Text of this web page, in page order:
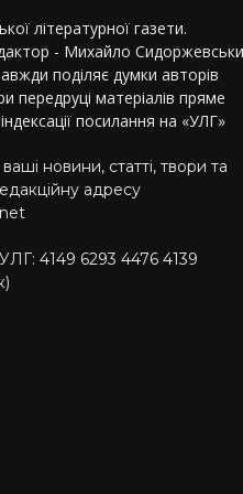
літературної газети.
- Михайло
поділяє думки авторів
передруці матеріалів пряме
посилання на «УЛГ»
новини, статті, твори та
адресу
4149 6293 4476 4139